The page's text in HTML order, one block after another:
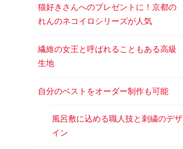
猫好きさんへのプレゼントに！京都の
れんのネコイロシリーズが人気
繊維の女王と呼ばれることもある高級
生地
自分のベストをオーダー制作も可能
風呂敷に込める職人技と刺繍のデザ
イン